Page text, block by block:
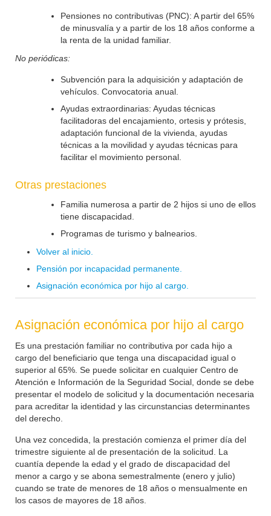
Pensiones no contributivas (PNC): A partir del 65%
de minusvalía y a partir de los 18 años conforme a
la renta de la unidad familiar.
No periódicas:
Subvención para la adquisición y adaptación de
vehículos. Convocatoria anual.
Ayudas extraordinarias: Ayudas técnicas
facilitadoras del encajamiento, ortesis y prótesis,
adaptación funcional de la vivienda, ayudas
técnicas a la movilidad y ayudas técnicas para
facilitar el movimiento personal.
Otras prestaciones
Familia numerosa a partir de 2 hijos si uno de ellos
tiene discapacidad.
Programas de turismo y balnearios.
Volver al inicio.
Pensión por incapacidad permanente.
Asignación económica por hijo al cargo.
Asignación económica por hijo al cargo
Es una prestación familiar no contributiva por cada hijo a
cargo del beneficiario que tenga una discapacidad igual o
superior al 65%. Se puede solicitar en cualquier Centro de
Atención e Información de la Seguridad Social, donde se debe
presentar el modelo de solicitud y la documentación necesaria
para acreditar la identidad y las circunstancias determinantes
del derecho.
Una vez concedida, la prestación comienza el primer día del
trimestre siguiente al de presentación de la solicitud. La
cuantía depende la edad y el grado de discapacidad del
menor a cargo y se abona semestralmente (enero y julio)
cuando se trate de menores de 18 años o mensualmente en
los casos de mayores de 18 años.